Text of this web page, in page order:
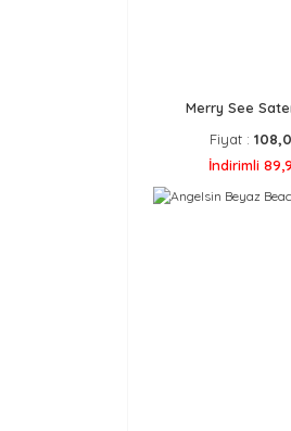
Merry See
Fiyat :
İndirimli